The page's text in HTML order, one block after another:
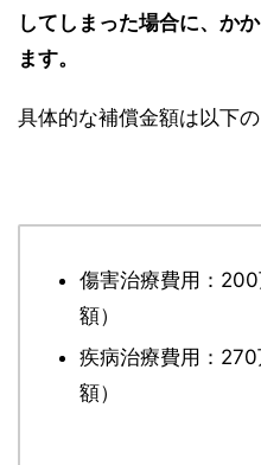
してしまった場合に、か
ます。
具体的な補償金額は以下の
傷害治療費用：
額）
疾病治療費用：
額）